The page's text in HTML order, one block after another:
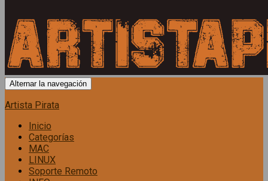
Alternar la navegación
Artista Pirata
Inicio
Categorías
MAC
LINUX
Soporte Remoto